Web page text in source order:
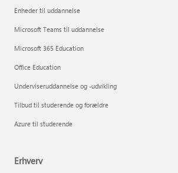
Enheder til uddannelse
Microsoft Teams til uddannelse
Microsoft 365 Education
Office Education
Underviseruddannelse og -udvikling
Tilbud til studerende og forældre
Azure til studerende
Erhverv